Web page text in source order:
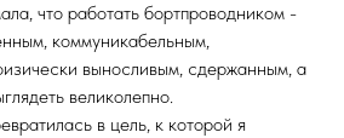
что работать бортпроводником -
коммуникабельным,
выносливым, сдержанным, а
великолепно.
в цель, к которой я